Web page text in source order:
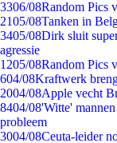
3306/08Random Pics
2105/08Tanken in
3405/08Dirk sluit
agressie
1205/08Random Pics
604/08Kraftwerk
2004/08Apple vecht
8404/08'Witte'
probleem
3004/08Ceuta-leider